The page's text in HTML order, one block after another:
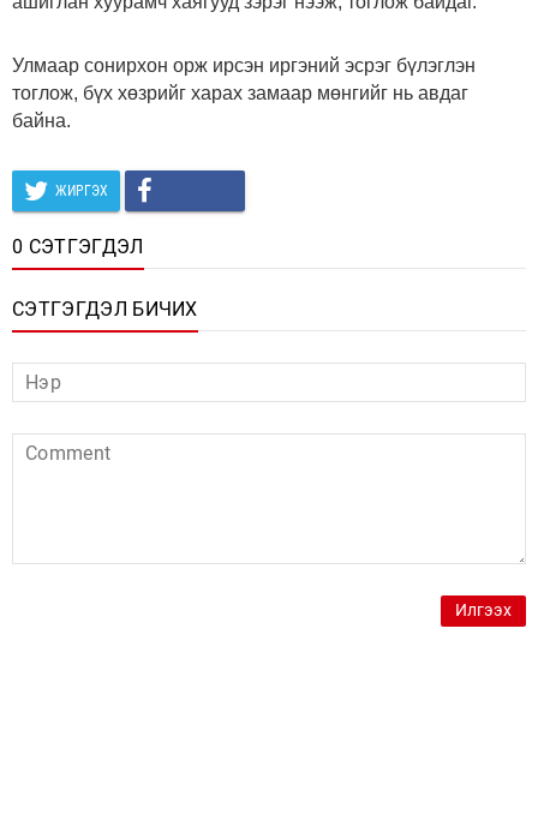
Улмаар сонирхон орж ирсэн иргэний эсрэг бүлэглэн
тоглож, бүх хөзрийг харах замаар мөнгийг нь авдаг
байна.
ЖИРГЭХ
0 СЭТГЭГДЭЛ
СЭТГЭГДЭЛ БИЧИХ
Илгээх